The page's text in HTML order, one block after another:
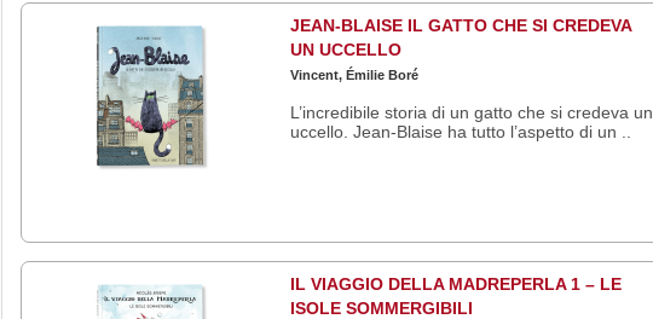
JEAN-BLAISE IL GATTO CHE SI CREDEVA
UN UCCELLO
Vincent, Émilie Boré
L’incredibile storia di un gatto che si credeva un
uccello. Jean-Blaise ha tutto l’aspetto di un ..
IL VIAGGIO DELLA MADREPERLA 1 – LE
ISOLE SOMMERGIBILI